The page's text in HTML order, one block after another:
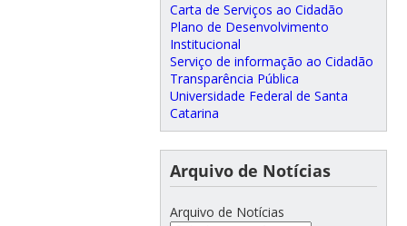
Carta de Serviços ao Cidadão
Plano de Desenvolvimento
Institucional
Serviço de informação ao Cidadão
Transparência Pública
Universidade Federal de Santa
Catarina
Arquivo de Notícias
Arquivo de Notícias